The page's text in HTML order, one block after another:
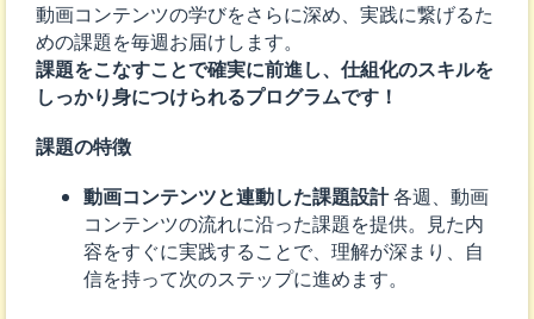
動画コンテンツの学びをさらに深め、実践に繋げるた
めの課題を毎週お届けします。
課題をこなすことで確実に前進し、仕組化のスキルを
しっかり身につけられるプログラムです！
課題の特徴
動画コンテンツと連動した課題設計各週、動画
コンテンツの流れに沿った課題を提供。見た内
容をすぐに実践することで、理解が深まり、自
信を持って次のステップに進めます。